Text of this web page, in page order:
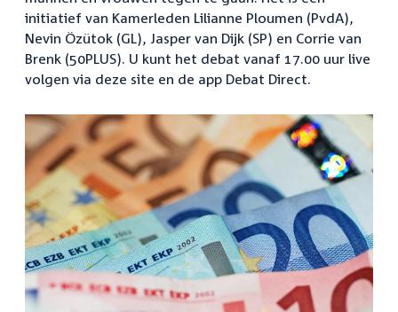
initiatief van Kamerleden Lilianne Ploumen (PvdA),
Nevin Özütok (GL), Jasper van Dijk (SP) en Corrie van
Brenk (50PLUS). U kunt het debat vanaf 17.00 uur live
volgen via deze site en de app Debat Direct.